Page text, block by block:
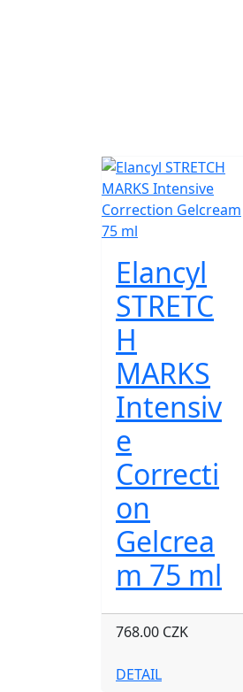
Elancyl
STRETC
H
MARKS
Intensiv
e
Correcti
on
Gelcrea
m 75 ml
768.00 CZK
DETAIL